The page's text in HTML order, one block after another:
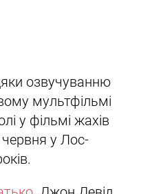
озвучуванню
мультфільмі
у фільмі жахів
у Лос-